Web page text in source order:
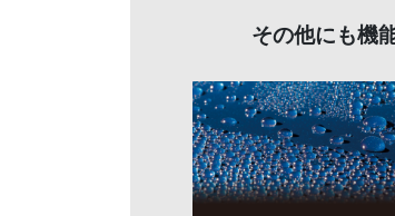
その他にも機